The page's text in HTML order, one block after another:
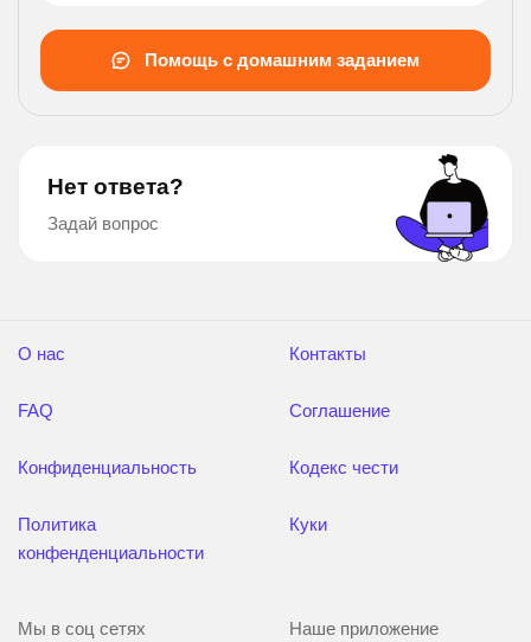
Помощь с домашним заданием
Нет ответа?
Задай вопрос
О нас
FAQ
Конфиденциальность
Политика
конфенденциальности
Контакты
Соглашение
Кодекс чести
Куки
Мы в соц сетях Наше приложение